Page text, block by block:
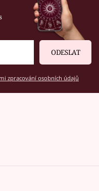
ODESLAT
zpracování osobních údajů